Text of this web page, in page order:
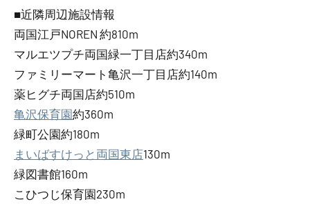
■近隣周辺施設情報
両国江戸NOREN 約810m
マルエツプチ両国緑一丁目店約340m
ファミリーマート亀沢一丁目店約140m
薬ヒグチ両国店約510m
亀沢保育園約360m
緑町公園約180m
まいばすけっと両国東店130m
緑図書館160m
こひつじ保育園230m